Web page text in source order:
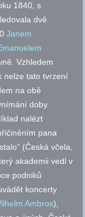
1840, s
dvě
Janem
Vzhledem
nelze tato tvrzení
na obě
doby.
nalézt
pana
(Česká včela,
akademii vedl v
podniků
koncerty
Ambros),